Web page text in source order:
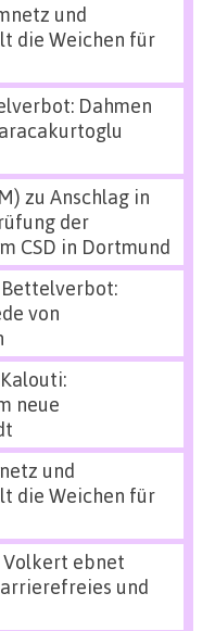
und
die Weichen für
Dahmen
zu Anschlag in
der
CSD in Dortmund
von
neue
und
die Weichen für
ebnet
und